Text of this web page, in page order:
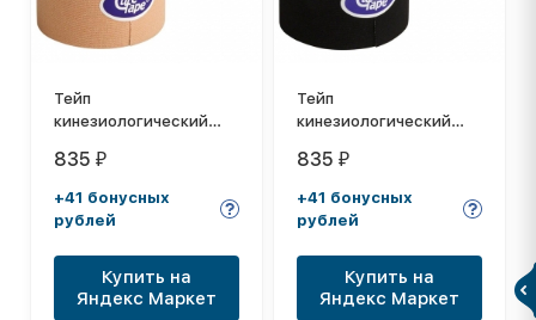
Тейп
кинезиологический
x 5 м, арт. 160103,
телесный
835₽
+41 бонусных
рублей
Купить на
Яндекс Маркет
Тейп
кинезиологический
5 м, арт. 160226,
черный
835₽
+41 бонусных
рублей
Купить на
Яндекс Маркет